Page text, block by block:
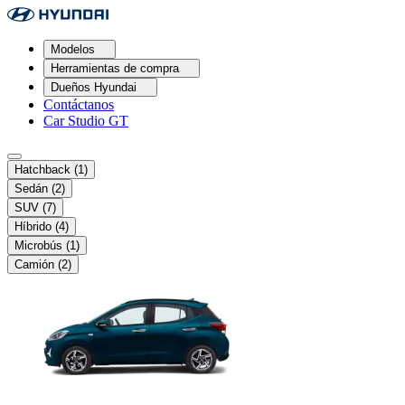
Modelos
Herramientas de compra
Dueños Hyundai
Contáctanos
Car Studio GT
Hatchback (1)
Sedán (2)
SUV (7)
Híbrido (4)
Microbús (1)
Camión (2)